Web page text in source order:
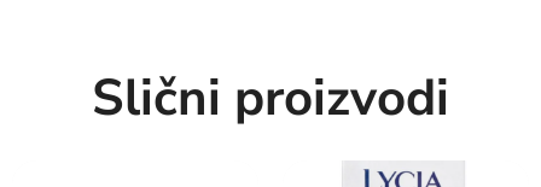
Slični proizvodi